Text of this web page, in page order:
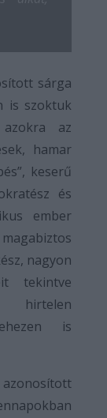
sárga
is szoktuk
az
hamar
keserű
és
ember
nagyon
tekintve
is